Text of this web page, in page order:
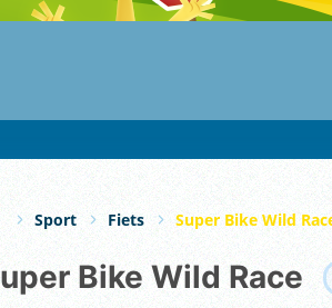
Sport Fiets Super Bike Wild
Super Bike Wild Race